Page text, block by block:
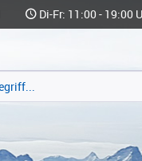
Di-Fr: 11:00 - 19:00